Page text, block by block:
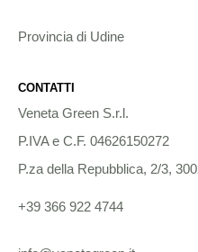
Provincia di Udine
CONTATTI
Veneta Green S.r.l.
P.IVA e C.F. 04626150272
P.za della Repubblica, 2/3,
+39 366 922 4744